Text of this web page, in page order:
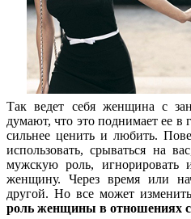
Так ведет себя женщина с
думают, что это поднимает ее в
сильнее ценить и любить.
использовать, срываться на
мужскую роль, игнорировать
женщину. Через время или
другой. Но все может
роль женщины в отношениях